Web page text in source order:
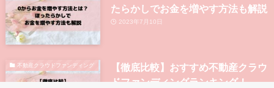
たらかしでお金を増やす方法も解説
2023年7月10日
不動産クラウドファンディング
【徹底比較】おすすめ不動産クラウ
ドファンディングランキング！